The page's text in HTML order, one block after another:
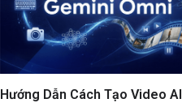
Hướng Dẫn Cách Tạo Video AI